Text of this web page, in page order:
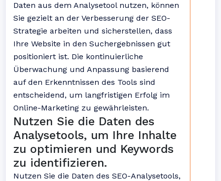
Daten aus dem Analysetool nutzen, können
Sie gezielt an der Verbesserung der SEO-
Strategie arbeiten und sicherstellen, dass
Ihre Website in den Suchergebnissen gut
positioniert ist. Die kontinuierliche
Überwachung und Anpassung basierend
auf den Erkenntnissen des Tools sind
entscheidend, um langfristigen Erfolg im
Online-Marketing zu gewährleisten.
Nutzen Sie die Daten des
Analysetools, um Ihre Inhalte
zu optimieren und Keywords
zu identifizieren.
Nutzen Sie die Daten des SEO-Analysetools,